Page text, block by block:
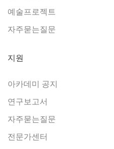
예술프로젝트
자주묻는질문
지원
아카데미 공지
연구보고서
자주묻는질문
전문가센터